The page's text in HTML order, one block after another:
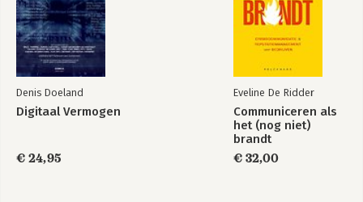
Denis Doeland
Digitaal Vermogen
€ 24,95
Eveline De Ridder
Communiceren als
het (nog niet)
brandt
€ 32,00